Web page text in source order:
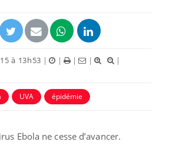
à 13h53 | | | |
|
UVA épidémie
Ebola ne cesse d’avancer.